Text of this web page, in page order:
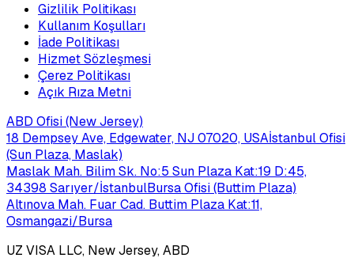
Gizlilik Politikası
Kullanım Koşulları
İade Politikası
Hizmet Sözleşmesi
Çerez Politikası
Açık Rıza Metni
ABD Ofisi (New Jersey)
18 Dempsey Ave, Edgewater, NJ 07020, USAİstanbul Ofisi
(Sun Plaza, Maslak)
Maslak Mah. Bilim Sk. No:5 Sun Plaza Kat:19 D:45,
34398 Sarıyer/İstanbulBursa Ofisi (Buttim Plaza)
Altınova Mah. Fuar Cad. Buttim Plaza Kat:11,
Osmangazi/Bursa
UZ VISA LLC, New Jersey, ABD